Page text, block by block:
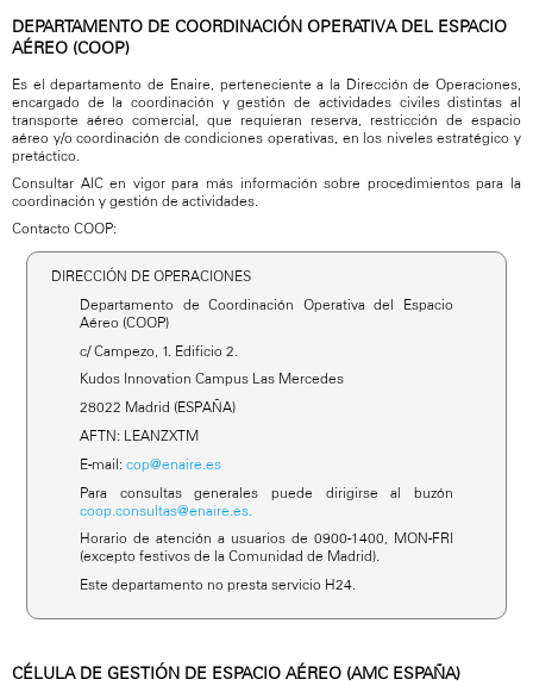
DEPARTAMENTO DE COORDINACIÓN OPERATIVA DEL ESPACIO
AÉREO (COOP)
Es el departamento de Enaire, perteneciente a la Dirección de Operaciones,
encargado de la coordinación y gestión de actividades civiles distintas al
transporte aéreo comercial, que requieran reserva, restricción de espacio
aéreo y/o coordinación de condiciones operativas, en los niveles estratégico y
pretáctico.
Consultar AIC en vigor para más información sobre procedimientos para la
coordinación y gestión de actividades.
Contacto COOP:
DIRECCIÓN DE OPERACIONES
Departamento de Coordinación Operativa del Espacio
Aéreo (COOP)
c/ Campezo, 1. Edificio 2.
Kudos Innovation Campus Las Mercedes
28022 Madrid (ESPAÑA)
AFTN: LEANZXTM
E-mail: cop@enaire.es
Para consultas generales puede dirigirse al buzón
coop.consultas@enaire.es.
Horario de atención a usuarios de 0900-1400, MON-FRI
(excepto festivos de la Comunidad de Madrid).
Este departamento no presta servicio H24.
CÉLULA DE GESTIÓN DE ESPACIO AÉREO (AMC ESPAÑA)